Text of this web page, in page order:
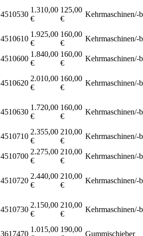
4510530
1.310,00
€
125,00
€
Kehrmaschinen/-
4510610
1.925,00
€
160,00
€
Kehrmaschinen/-
4510600
1.840,00
€
160,00
€
Kehrmaschinen/-
4510620
2.010,00
€
160,00
€
Kehrmaschinen/-
4510630
1.720,00
€
160,00
€
Kehrmaschinen/-
4510710
2.355,00
€
210,00
€
Kehrmaschinen/-
4510700
2.275,00
€
210,00
€
Kehrmaschinen/-
4510720
2.440,00
€
210,00
€
Kehrmaschinen/-
4510730
2.150,00
€
210,00
€
Kehrmaschinen/-
3617470
1.015,00 190,00
Gummischieber